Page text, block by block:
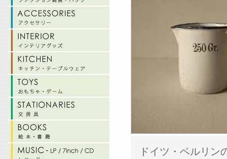
ドイツ・ベルリン